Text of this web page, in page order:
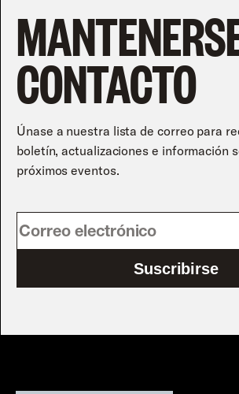
CONTACTO
Únase a nuestra lista de correo para
boletín, actualizaciones e información
próximos eventos.
Suscribirse